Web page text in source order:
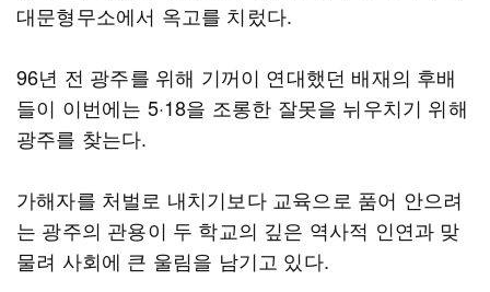
대문형무소에서 옥고를 치렀다.
96년 전 광주를 위해 기꺼이 연대했던 배재의 후배
들이 이번에는 5·18을 조롱한 잘못을 뉘우치기 위해
광주를 찾는다.
가해자를 처벌로 내치기보다 교육으로 품어 안으려
는 광주의 관용이 두 학교의 깊은 역사적 인연과 맞
물려 사회에 큰 울림을 남기고 있다.